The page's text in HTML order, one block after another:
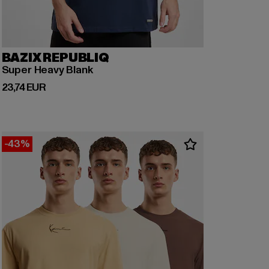
BAZIX REPUBLIQ
Super Heavy Blank
23,74 EUR
Ajankohtainen hinta: 23,74 EUR
-43%